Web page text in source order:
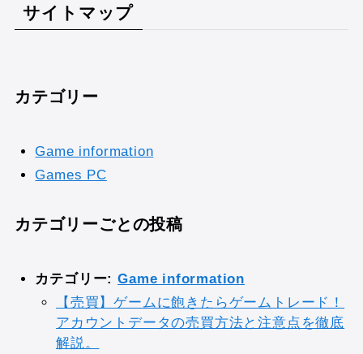
サイトマップ
カテゴリー
Game information
Games PC
カテゴリーごとの投稿
カテゴリー:Game information
【売買】ゲームに飽きたらゲームトレード！
アカウントデータの売買方法と注意点を徹底
解説。